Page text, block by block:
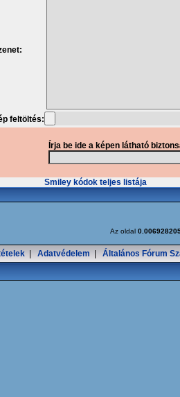
feltöltés:
Írja be ide a képen látható
Smiley kódok teljes listája
Az oldal
Adatvédelem Általános Fórum